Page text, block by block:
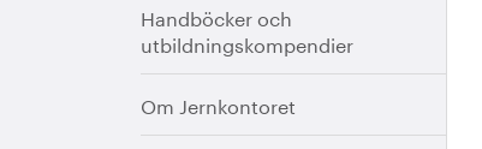
Handböcker och
utbildningskompendier
Om Jernkontoret